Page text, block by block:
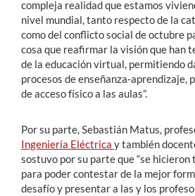
compleja realidad que estamos
nivel mundial, tanto respecto de la
como del conflicto social de octubre
cosa que reafirmar la visión que han
de la educación virtual, permitiendo
procesos de enseñanza-aprendizaje,
de acceso físico a las aulas”.
Por su parte, Sebastián Matus,
Ingeniería Eléctrica y también
sostuvo por su parte que “se hicieron
para poder contestar de la mejor
desafío y presentar a las y los